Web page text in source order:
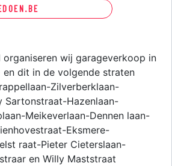
organiseren wij garageverkoop in
en dit in de volgende straten
Zilverberklaan-
Sartonstraat-Hazenlaan-
Meikeverlaan-Dennen laan-
Eksmere-
raat-Pieter Cieterslaan-
en Willy Maststraat